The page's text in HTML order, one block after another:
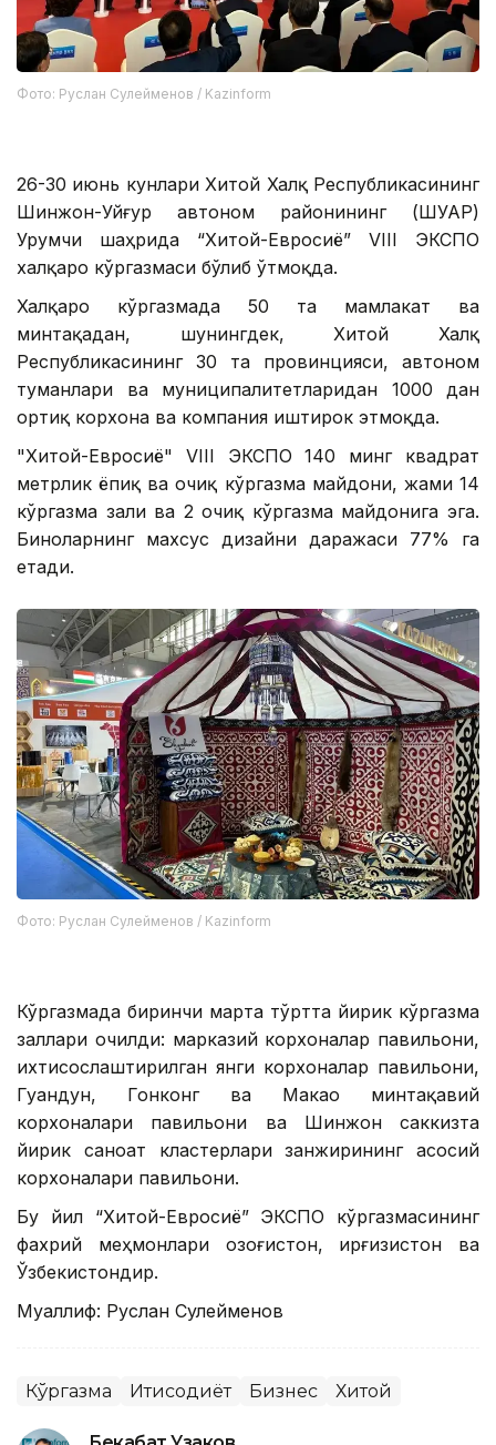
Фото: Руслан Сулейменов / Kazinform
26-30 июнь кунлари Хитой Халқ Республикасининг
Шинжон-Уйғур автоном районининг (ШУАР)
Урумчи шаҳрида “Хитой-Евросиё” VIII ЭКСПО
халқаро кўргазмаси бўлиб ўтмоқда.
Халқаро кўргазмада 50 та мамлакат ва
минтақадан, шунингдек, Хитой Халқ
Республикасининг 30 та провинцияси, автоном
туманлари ва муниципалитетларидан 1000 дан
ортиқ корхона ва компания иштирок этмоқда.
"Хитой-Евросиё" VIII ЭКСПО 140 минг квадрат
метрлик ёпиқ ва очиқ кўргазма майдони, жами 14
кўргазма зали ва 2 очиқ кўргазма майдонига эга.
Биноларнинг махсус дизайни даражаси 77% га
етади.
Фото: Руслан Сулейменов / Kazinform
Кўргазмада биринчи марта тўртта йирик кўргазма
заллари очилди: марказий корхоналар павильони,
ихтисослаштирилган янги корхоналар павильони,
Гуандун, Гонконг ва Макао минтақавий
корхоналари павильони ва Шинжон саккизта
йирик саноат кластерлари занжирининг асосий
корхоналари павильони.
Бу йил “Хитой-Евросиё” ЭКСПО кўргазмасининг
фахрий меҳмонлари Қозоғистон, Қирғизистон ва
Ўзбекистондир.
Муаллиф: Руслан Сулейменов
Кўргазма Иқтисодиёт Бизнес Хитой